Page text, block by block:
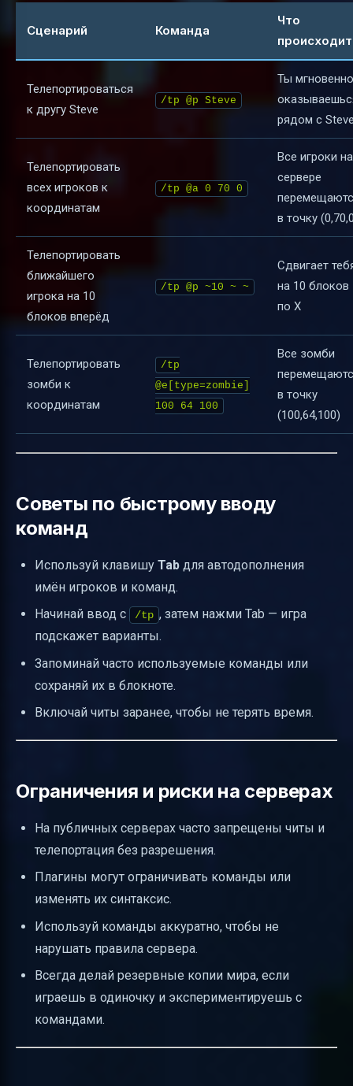
Сценарий Команда
Что
происходит
Телепортироваться
к другу Steve
/tp @p Steve
Ты мгновенно
рядом с
Телепортировать
всех игроков к
координатам
/tp @a 0 70 0
Все игроки на
сервере
в точку
Телепортировать
ближайшего
игрока на 10
блоков вперёд
/tp @p ~10 ~ ~
Сдвигает
на 10 блоков
по X
Телепортировать
зомби к
координатам
/tp
@e[type=zombie]
100 64 100
Все зомби
в точку
(100,64,100)
Советы по быстрому вводу
команд
Используй клавишу Tab для автодополнения
имён игроков и команд.
Начинай ввод с
/tp , затем нажми Tab — игра
подскажет варианты.
Запоминай часто используемые команды или
сохраняй их в блокноте.
Включай читы заранее, чтобы не терять время.
Ограничения и риски на серверах
На публичных серверах часто запрещены читы и
телепортация без разрешения.
Плагины могут ограничивать команды или
изменять их синтаксис.
Используй команды аккуратно, чтобы не
нарушать правила сервера.
Всегда делай резервные копии мира, если
играешь в одиночку и экспериментируешь с
командами.